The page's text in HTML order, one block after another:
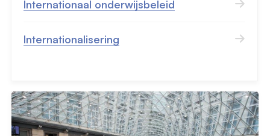
Internationaal onderwijsbeleid
Internationalisering